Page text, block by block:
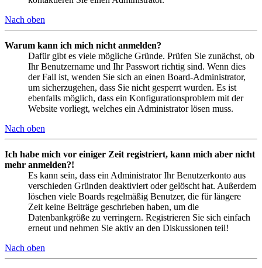
Nach oben
Warum kann ich mich nicht anmelden?
Dafür gibt es viele mögliche Gründe. Prüfen Sie zunächst, ob
Ihr Benutzername und Ihr Passwort richtig sind. Wenn dies
der Fall ist, wenden Sie sich an einen Board-Administrator,
um sicherzugehen, dass Sie nicht gesperrt wurden. Es ist
ebenfalls möglich, dass ein Konfigurationsproblem mit der
Website vorliegt, welches ein Administrator lösen muss.
Nach oben
Ich habe mich vor einiger Zeit registriert, kann mich aber nicht
mehr anmelden?!
Es kann sein, dass ein Administrator Ihr Benutzerkonto aus
verschieden Gründen deaktiviert oder gelöscht hat. Außerdem
löschen viele Boards regelmäßig Benutzer, die für längere
Zeit keine Beiträge geschrieben haben, um die
Datenbankgröße zu verringern. Registrieren Sie sich einfach
erneut und nehmen Sie aktiv an den Diskussionen teil!
Nach oben